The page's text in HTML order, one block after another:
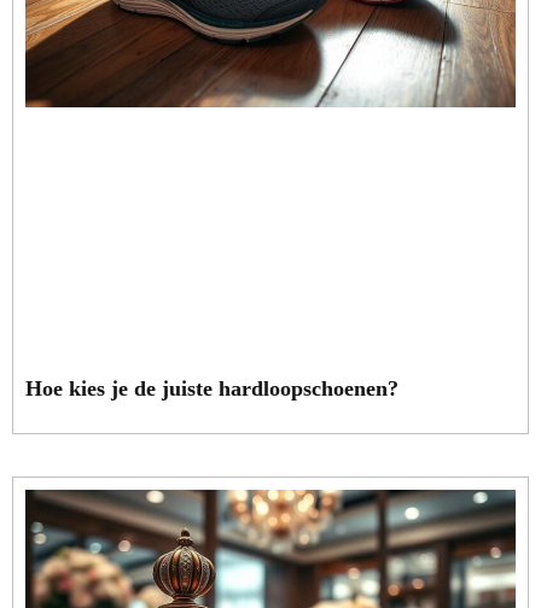
Hoe kies je de juiste hardloopschoenen?